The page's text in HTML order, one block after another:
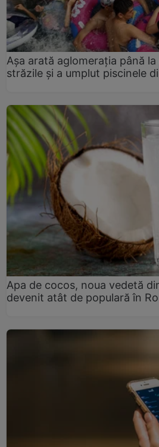
Așa arată aglomerația până
străzile și a umplut piscinele
Apa de cocos, noua vedetă
devenit atât de populară în